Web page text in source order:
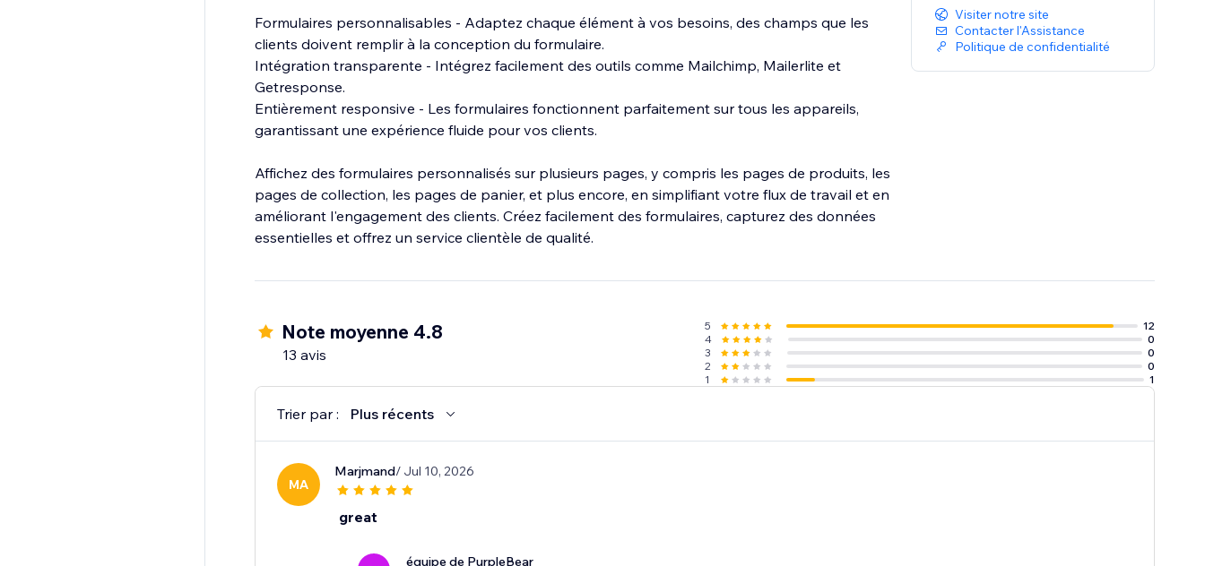
Formulaires personnalisables - Adaptez chaque élément à vos besoins, des champs que les
clients doivent remplir à la conception du formulaire.
Intégration transparente - Intégrez facilement des outils comme Mailchimp, Mailerlite et
Getresponse.
Entièrement responsive - Les formulaires fonctionnent parfaitement sur tous les appareils,
garantissant une expérience fluide pour vos clients.
Affichez des formulaires personnalisés sur plusieurs pages, y compris les pages de produits, les
pages de collection, les pages de panier, et plus encore, en simplifiant votre flux de travail et en
améliorant l'engagement des clients. Créez facilement des formulaires, capturez des données
essentielles et offrez un service clientèle de qualité.
Visiter notre site
Contacter l'Assistance
Politique de confidentialité
Note moyenne 4.8
13 avis
5
12
4
0
3
0
2
0
1
1
Trier par : Plus récents
MA
Marjmand/ Jul 10, 2026
great
équipe de PurpleBear